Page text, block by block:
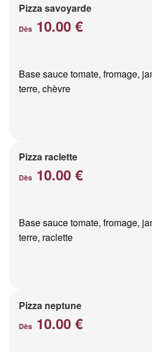
Pizza savoyarde
Dès 10.00 €
Base sauce tomate, fromage,
terre, chèvre
Pizza raclette
Dès 10.00 €
Base sauce tomate, fromage,
terre, raclette
Pizza neptune
Dès 10.00 €